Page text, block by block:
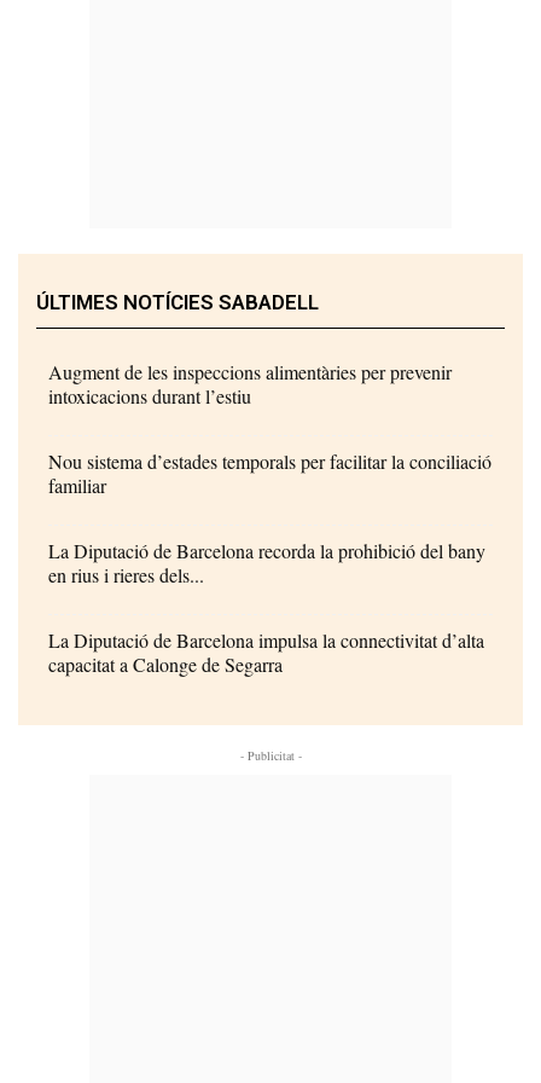
ÚLTIMES NOTÍCIES SABADELL
Augment de les inspeccions alimentàries per prevenir
intoxicacions durant l’estiu
Nou sistema d’estades temporals per facilitar la conciliació
familiar
La Diputació de Barcelona recorda la prohibició del bany
en rius i rieres dels...
La Diputació de Barcelona impulsa la connectivitat d’alta
capacitat a Calonge de Segarra
- Publicitat -